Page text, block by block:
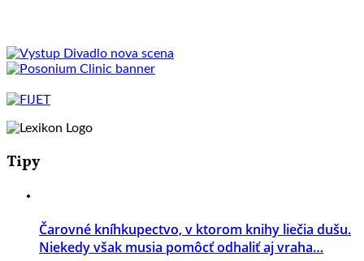
Tipy
Čarovné kníhkupectvo, v ktorom knihy liečia dušu.
Niekedy však musia pomôcť odhaliť aj vraha…